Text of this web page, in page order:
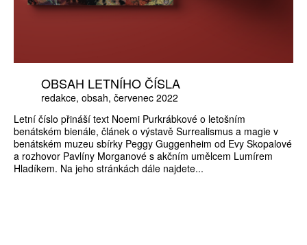
OBSAH LETNÍHO ČÍSLA
redakce obsah červenec 2022
Letní číslo přináší text Noemi Purkrábkové o letošním
benátském bienále, článek o výstavě Surrealismus a magie v
benátském muzeu sbírky Peggy Guggenheim od Evy Skopalové
a rozhovor Pavlíny Morganové s akčním umělcem Lumírem
Hladíkem. Na jeho stránkách dále najdete...